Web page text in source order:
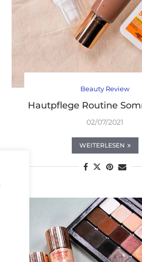
Beauty Review
Hautpflege Routine
02/07/2021
WEITERLESEN